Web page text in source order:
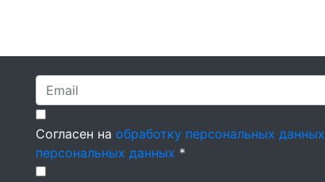
Согласен на обработку персональных данных
персональных данных *